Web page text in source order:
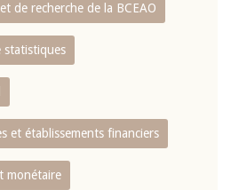
de recherche de la BCEAO
statistiques
et établissements financiers
monétaire